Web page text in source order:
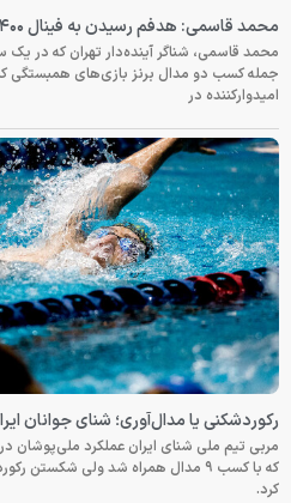
محمد قاسمی: هدفم رسیدن به فینال ۴۰۰ متر بازی‌های آسیایی ناگویاست
محمد قاسمی، شناگر آینده‌دار تهران که در یک
جمله کسب دو مدال برنز بازی‌های همبستگی
امیدوارکننده در
رکوردشکنی یا مدال‌آوری؛ شنای جوانان
مربی تیم ملی شنای ایران عملکرد ملی‌پوشان
که با کسب ۹ مدال همراه شد ولی شکستن
کرد.